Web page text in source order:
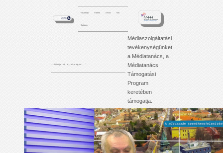
Kezdőlap Videók Archív Info
Tartalom
'. . . f i l m j e i n k é j j e l - n a p p a l . . .'
Médiaszolgáltatási
tevékenységünket
a Médiatanács, a
Médiatanács
Támogatási
Program
keretében
támogatja.